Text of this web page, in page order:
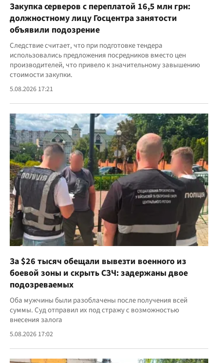
Закупка серверов с переплатой 16,5 млн грн:
должностному лицу Госцентра занятости
объявили подозрение
Следствие считает, что при подготовке тендера
использовались предложения посредников вместо цен
производителей, что привело к значительному завышению
стоимости закупки.
5.08.2026 17:21
За $26 тысяч обещали вывезти военного из
боевой зоны и скрыть СЗЧ: задержаны двое
подозреваемых
Оба мужчины были разоблачены после получения всей
суммы. Суд отправил их под стражу с возможностью
внесения залога
5.08.2026 17:02